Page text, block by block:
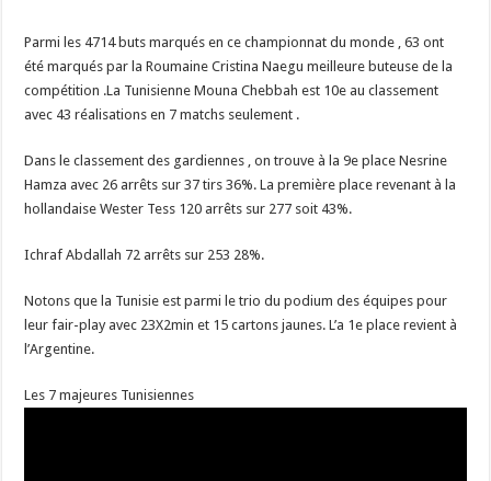
Parmi les 4714 buts marqués en ce championnat du monde , 63 ont
été marqués par la Roumaine Cristina Naegu meilleure buteuse de la
compétition .La Tunisienne Mouna Chebbah est 10e au classement
avec 43 réalisations en 7 matchs seulement .
Dans le classement des gardiennes , on trouve à la 9e place Nesrine
Hamza avec 26 arrêts sur 37 tirs 36%. La première place revenant à la
hollandaise Wester Tess 120 arrêts sur 277 soit 43%.
Ichraf Abdallah 72 arrêts sur 253 28%.
Notons que la Tunisie est parmi le trio du podium des équipes pour
leur fair-play avec 23X2min et 15 cartons jaunes. L’a 1e place revient à
l’Argentine.
Les 7 majeures Tunisiennes